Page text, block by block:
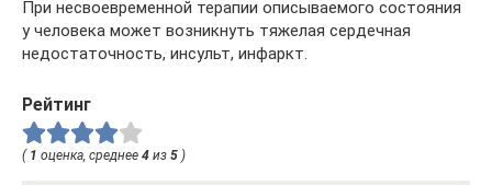
При несвоевременной терапии описываемого состояния
у человека может возникнуть тяжелая сердечная
недостаточность, инсульт, инфаркт.
Рейтинг
( 1 оценка, среднее 4 из 5 )